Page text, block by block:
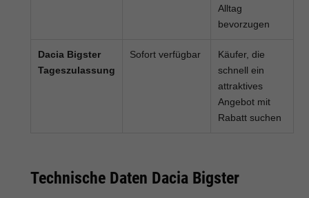
Alltag
bevorzugen
Dacia Bigster
Tageszulassung
Sofort verfügbar
Käufer, die
schnell ein
attraktives
Angebot mit
Rabatt suchen
Technische Daten Dacia Bigster